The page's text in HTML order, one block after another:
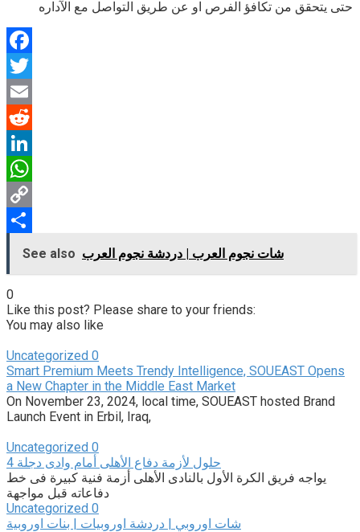
حتى يتحقق من تكافؤ الفرص او عن طريق التواصل مع الآداره
Facebook
Twitter
Email
Reddit
LinkedIn
WhatsApp
Copy
Link
Share
See also شات نجوم العرب | دردشة نجوم العرب
0
Like this post? Please share to your friends:
You may also like
Uncategorized 0
Smart Premium Meets Trendy Intelligence, SOUEAST Opens
a New Chapter in the Middle East Market
On November 23, 2024, local time, SOUEAST hosted Brand
Launch Event in Erbil, Iraq,
Uncategorized 0
4 حلول لأزمة دفاع الأهلى أمام وادى دجلة
يواجه فريق الكرة الأول بالنادى الأهلى أزمة فنية كبيرة فى خط
دفاعاته قبل مواجهة
Uncategorized 0
شات اوروبي | دردشة اوروبيات | بنات اوروبية